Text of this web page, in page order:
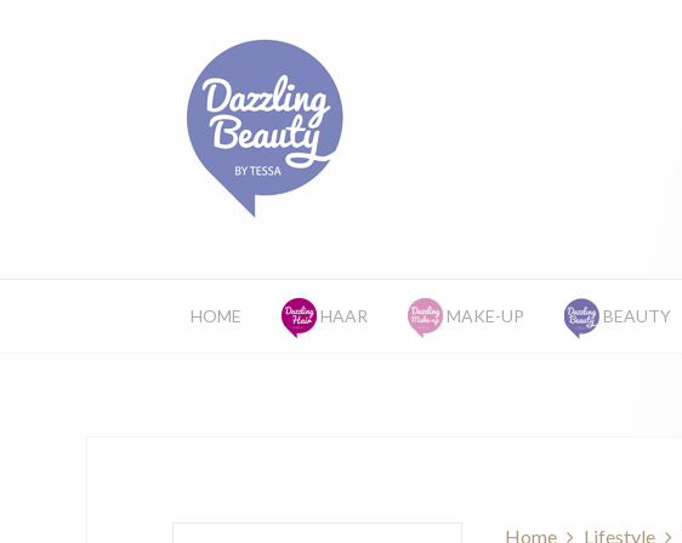
HOME HAAR MAKE-UP BEAUTY
Home Lifestyle